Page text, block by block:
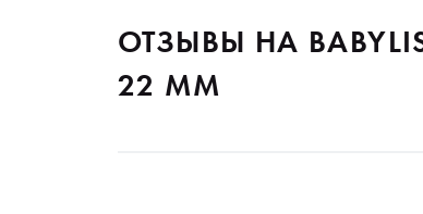
ОТЗЫВЫ НА
22 ММ